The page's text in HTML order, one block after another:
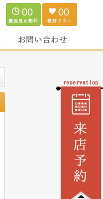
00 00